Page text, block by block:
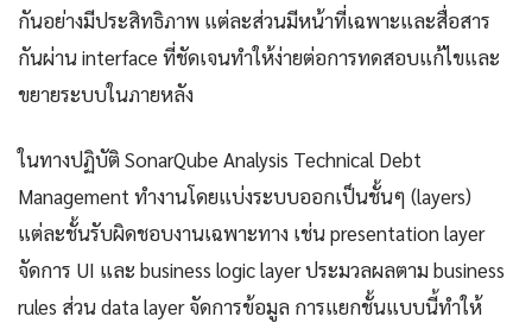
กันอย่างมีประสิทธิภาพ แต่ละส่วนมีหน้าที่เฉพาะและสื่อสาร
กันผ่าน interface ที่ชัดเจนทำให้ง่ายต่อการทดสอบแก้ไขและ
ขยายระบบในภายหลัง
ในทางปฏิบัติ SonarQube Analysis Technical Debt
Management ทำงานโดยแบ่งระบบออกเป็นชั้นๆ (layers)
แต่ละชั้นรับผิดชอบงานเฉพาะทาง เช่น presentation layer
จัดการ UI และ business logic layer ประมวลผลตาม business
rules ส่วน data layer จัดการข้อมูล การแยกชั้นแบบนี้ทำให้